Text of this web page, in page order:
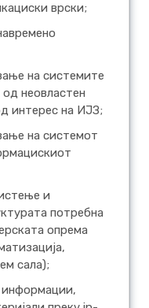
врски;
на системите
неовластен
интерес на ИЈЗ;
на системот
и
потребна
опрема
сала);
информации,